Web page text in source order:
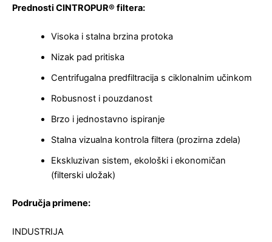
Prednosti CINTROPUR® filtera:
Visoka i stalna brzina protoka
Nizak pad pritiska
Centrifugalna predfiltracija s ciklonalnim učinkom
Robusnost i pouzdanost
Brzo i jednostavno ispiranje
Stalna vizualna kontrola filtera (prozirna zdela)
Ekskluzivan sistem, ekološki i ekonomičan
(filterski uložak)
Područja primene:
INDUSTRIJA